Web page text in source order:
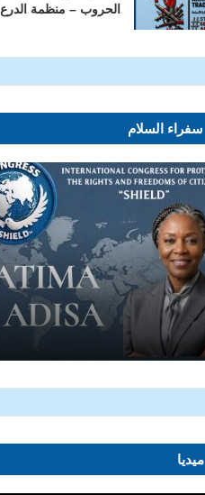
الحروب – منظمة الدرع
سفراء السلام
ميديا